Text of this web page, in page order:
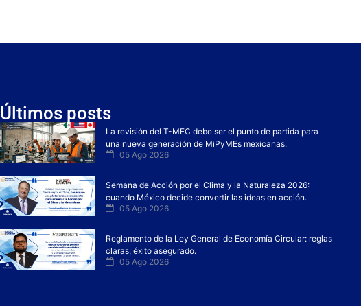
Últimos posts
La revisión del T-MEC debe ser el punto de partida para
una nueva generación de MiPyMEs mexicanas.
05 Ago 2026
Semana de Acción por el Clima y la Naturaleza 2026:
cuando México decide convertir las ideas en acción.
05 Ago 2026
Reglamento de la Ley General de Economía Circular: reglas
claras, éxito asegurado.
05 Ago 2026